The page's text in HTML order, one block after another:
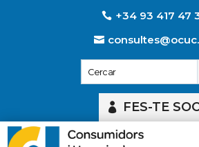
+34 93 417 47
FES-TE